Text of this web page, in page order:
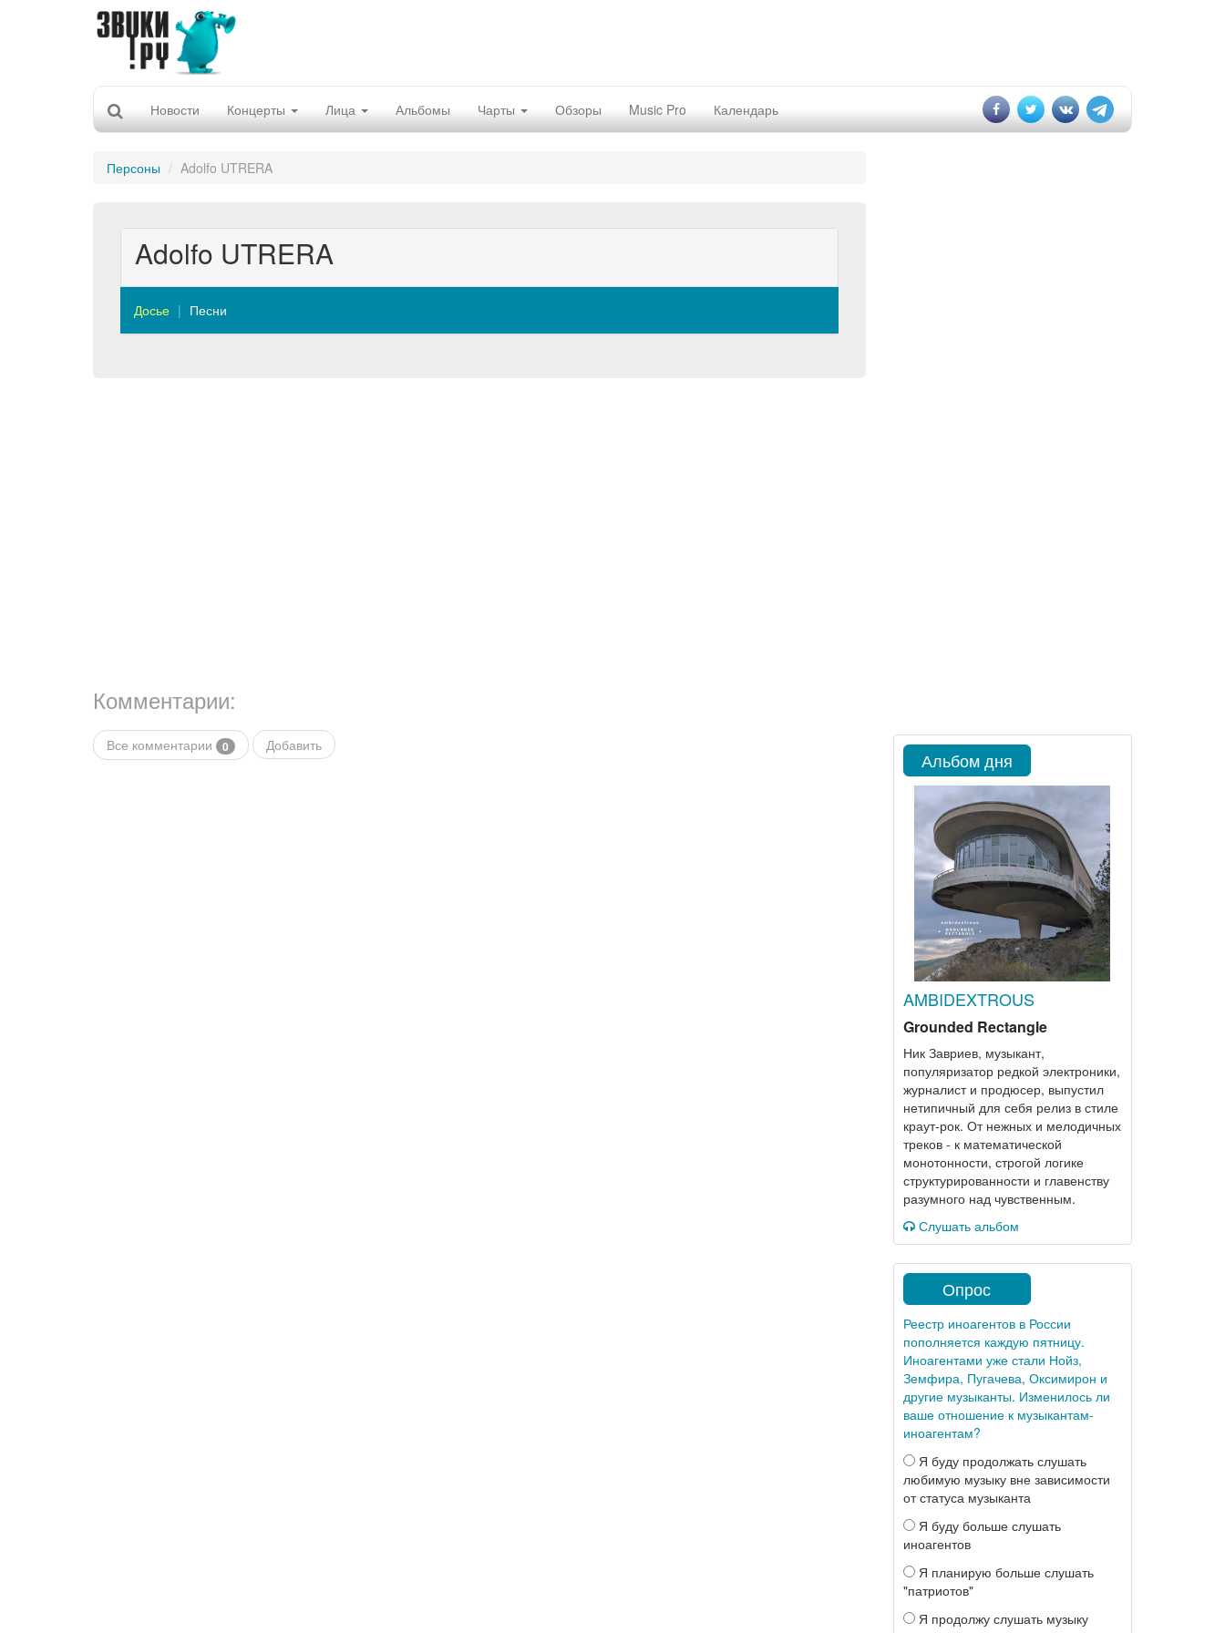
Новости Концерты Лица Альбомы Чарты Обзоры Music Pro Календарь
Персоны Adolfo UTRERA
Adolfo UTRERA
Досье Песни
Комментарии:
Все комментарии 0 Добавить
Альбом дня
AMBIDEXTROUS
Grounded Rectangle
Ник Завриев, музыкант,
популяризатор редкой электроники,
журналист и продюсер, выпустил
нетипичный для себя релиз в стиле
краут-рок. От нежных и мелодичных
треков - к математической
монотонности, строгой логике
структурированности и главенству
разумного над чувственным.
Слушать альбом
Опрос
Реестр иноагентов в России
пополняется каждую пятницу.
Иноагентами уже стали Нойз,
Земфира, Пугачева, Оксимирон и
другие музыканты. Изменилось ли
ваше отношение к музыкантам-
иноагентам?
Я буду продолжать слушать
любимую музыку вне зависимости
от статуса музыканта
Я буду больше слушать
иноагентов
Я планирую больше слушать
"патриотов"
Я продолжу слушать музыку